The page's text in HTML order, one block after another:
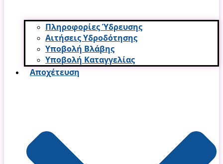
Πληροφορίες Ύδρευσης
Αιτήσεις Υδροδότησης
Υποβολή Βλάβης
Υποβολή Καταγγελίας
Αποχέτευση